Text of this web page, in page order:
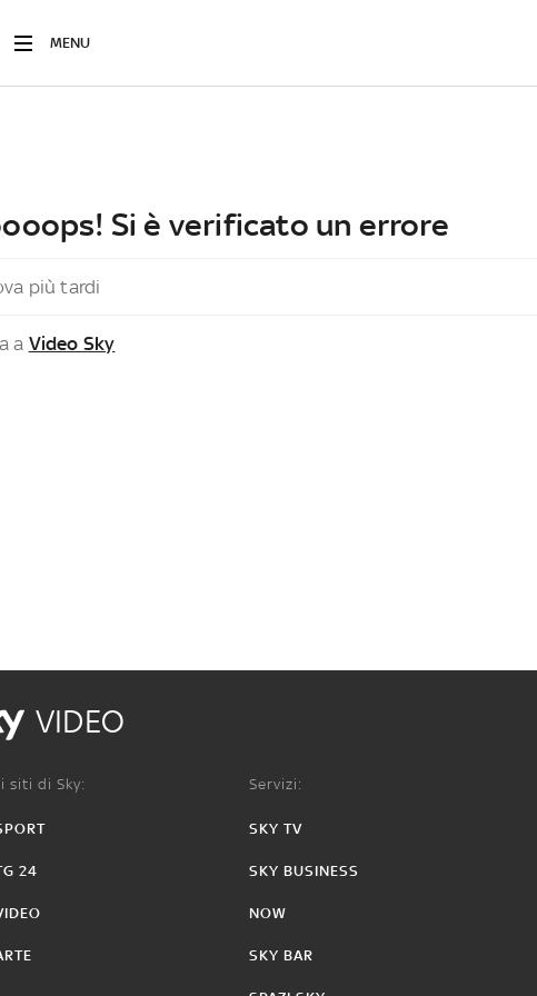
MENU
Si è verificato un errore
più tardi
a Video Sky
VIDEO
siti di Sky:
24
Servizi:
SKY TV
SKY BUSINESS
NOW
SKY BAR